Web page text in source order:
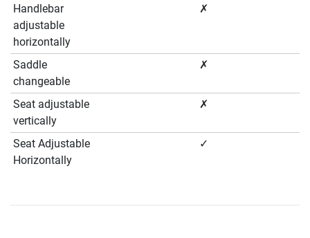
Handlebar
adjustable
horizontally
✗
Saddle
changeable
✗
Seat adjustable
vertically
✗
Seat Adjustable
Horizontally
✓